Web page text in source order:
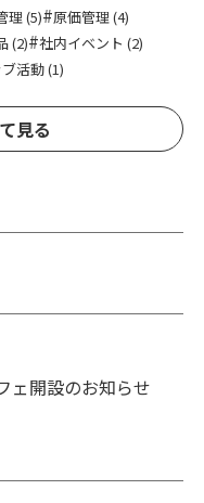
理 (5)#原価管理 (4)
(2)#社内イベント (2)
活動 (1)
見る
ェ開設のお知らせ